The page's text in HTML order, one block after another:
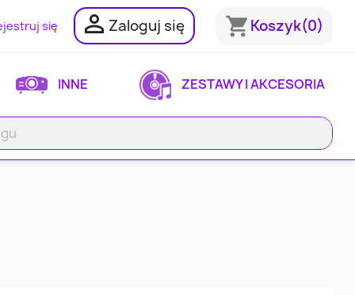
się  Zaloguj się shopping_cart Koszyk(0)
INNE ZESTAWY I AKCESORIA